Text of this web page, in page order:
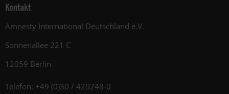
Kontakt
Amnesty International Deutschland e.V.
Sonnenallee 221 C
12059 Berlin
Telefon: +49 (0)30 / 420248-0